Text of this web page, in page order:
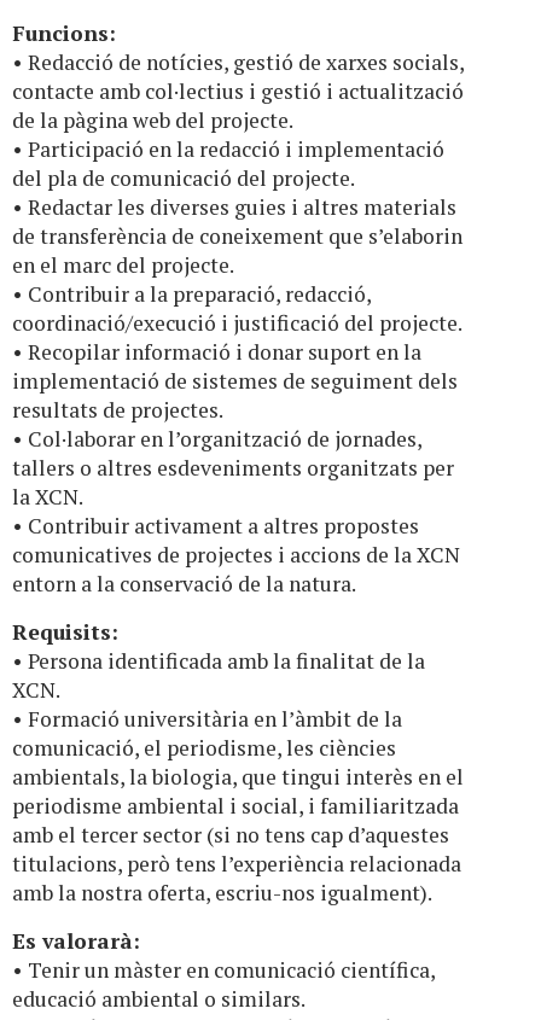
Funcions:
• Redacció de notícies, gestió de xarxes socials,
contacte amb col·lectius i gestió i actualització
de la pàgina web del projecte.
• Participació en la redacció i implementació
del pla de comunicació del projecte.
• Redactar les diverses guies i altres materials
de transferència de coneixement que s’elaborin
en el marc del projecte.
• Contribuir a la preparació, redacció,
coordinació/execució i justificació del projecte.
• Recopilar informació i donar suport en la
implementació de sistemes de seguiment dels
resultats de projectes.
• Col·laborar en l’organització de jornades,
tallers o altres esdeveniments organitzats per
la XCN.
• Contribuir activament a altres propostes
comunicatives de projectes i accions de la XCN
entorn a la conservació de la natura.
Requisits:
• Persona identificada amb la finalitat de la
XCN.
• Formació universitària en l’àmbit de la
comunicació, el periodisme, les ciències
ambientals, la biologia, que tingui interès en el
periodisme ambiental i social, i familiaritzada
amb el tercer sector (si no tens cap d’aquestes
titulacions, però tens l’experiència relacionada
amb la nostra oferta, escriu-nos igualment).
Es valorarà:
• Tenir un màster en comunicació científica,
educació ambiental o similars.